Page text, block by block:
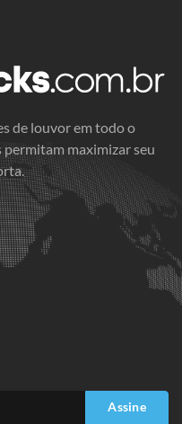
de louvor em todo o
maximizar seu
Assine